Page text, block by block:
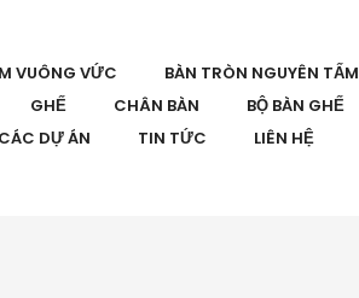
VUÔNG VỨC
BÀN TRÒN NGUYÊN TẤM
GHẾ CHÂN BÀN
BỘ BÀN GHẾ
CÁC DỰ ÁN TIN TỨC LIÊN HỆ